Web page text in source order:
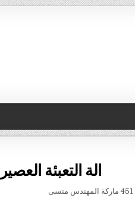
الة التعبئة العصير والعطور